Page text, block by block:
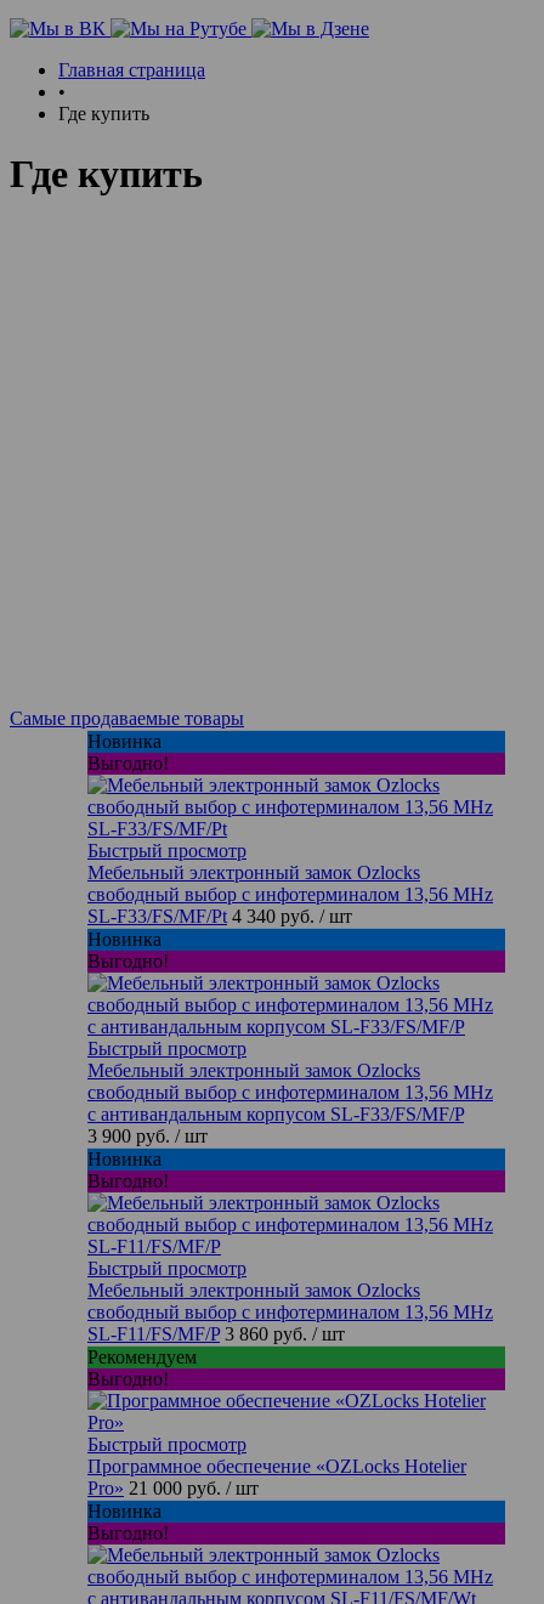
Главная страница
•
Где купить
Где купить
Самые продаваемые товары
Новинка
Выгодно!
Быстрый просмотр
Мебельный электронный замок Ozlocks
свободный выбор с инфотерминалом 13,56 MHz
SL-F33/FS/MF/Pt 4 340 руб. / шт
Новинка
Выгодно!
Быстрый просмотр
Мебельный электронный замок Ozlocks
свободный выбор с инфотерминалом 13,56 MHz
с антивандальным корпусом SL-F33/FS/MF/P
3 900 руб. / шт
Новинка
Выгодно!
Быстрый просмотр
Мебельный электронный замок Ozlocks
свободный выбор с инфотерминалом 13,56 MHz
SL-F11/FS/MF/P 3 860 руб. / шт
Рекомендуем
Выгодно!
Быстрый просмотр
Программное обеспечение «OZLocks Hotelier
Pro» 21 000 руб. / шт
Новинка
Выгодно!